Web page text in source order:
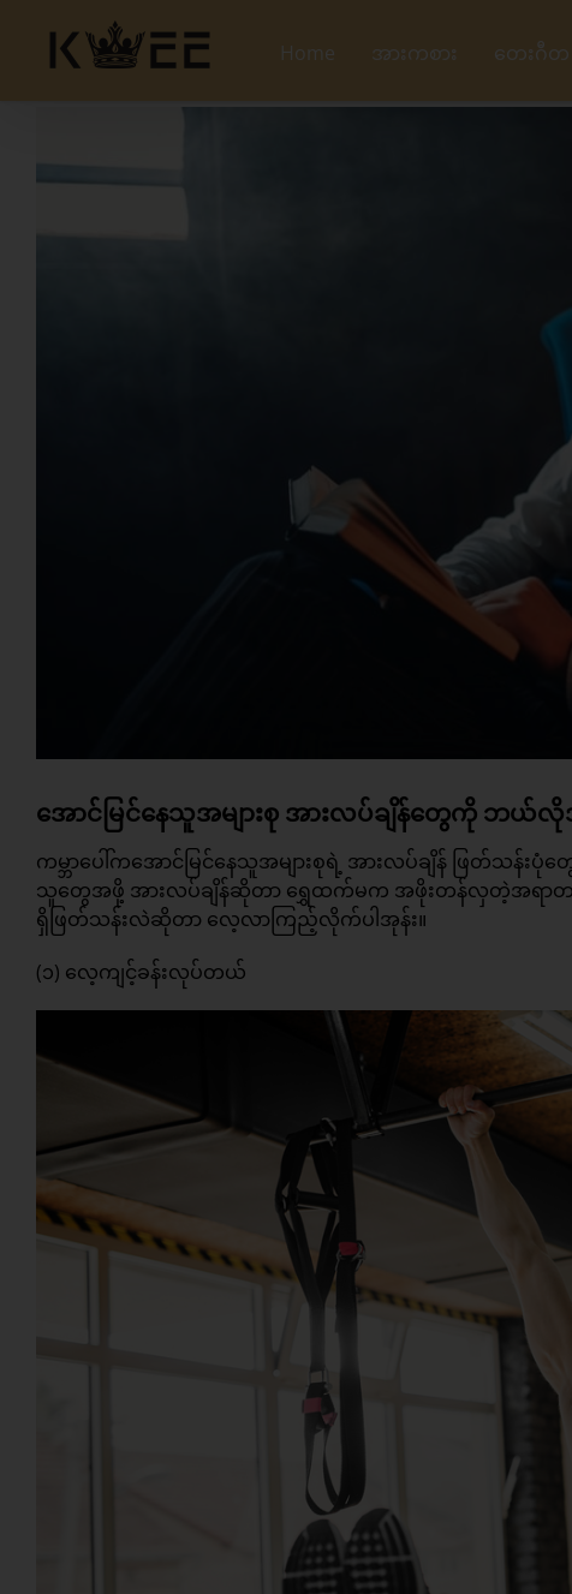
content
Home အားကစား တေးဂီတ
အောင်မြင်နေသူအများစု အားလပ်ချိန်တွေကို ဘယ်
ကမ္ဘာပေါ်ကအောင်မြင်နေသူအများစုရဲ့ အားလပ်ချိန် ဖြတ်
သူတွေအဖို့ အားလပ်ချိန်ဆိုတာ ရွှေထက်မက အဖိုးတန်လှတဲ့အရာ
ရှိဖြတ်သန်းလဲဆိုတာ လေ့လာကြည့်လိုက်ပါအုန်း။
(၁) လေ့ကျင့်ခန်းလုပ်တယ်